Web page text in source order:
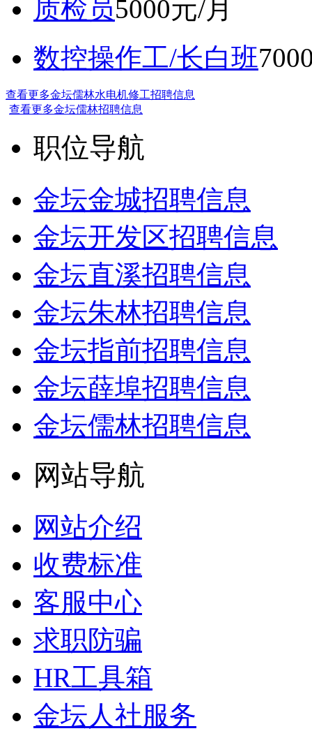
质检员5000元/月
数控操作工/长白班
查看更多金坛儒林水电机修工招聘信息
查看更多金坛儒林招聘信息
职位导航
金坛金城招聘信息
金坛开发区招聘信息
金坛直溪招聘信息
金坛朱林招聘信息
金坛指前招聘信息
金坛薛埠招聘信息
金坛儒林招聘信息
网站导航
网站介绍
收费标准
客服中心
求职防骗
HR工具箱
金坛人社服务